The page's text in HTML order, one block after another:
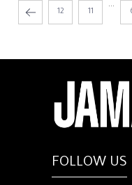
...
11
12
FOLLOW US